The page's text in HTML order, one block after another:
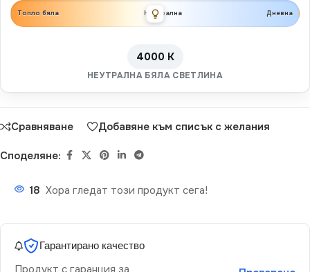
Топло бяла Неутрална Дневна
4000 K
НЕУТРАЛНА БЯЛА СВЕТЛИНА
Сравняване Добавяне към списък с желания
Споделяне:
18 Хора гледат този продукт сега!
Гарантирано качество